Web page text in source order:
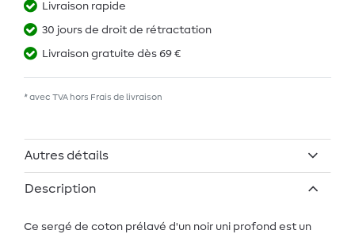
Livraison rapide
30 jours de droit de rétractation
Livraison gratuite dès 69 €
* avec TVA hors Frais de livraison
Autres détails
Description
Ce sergé de coton prélavé d'un noir uni profond est un